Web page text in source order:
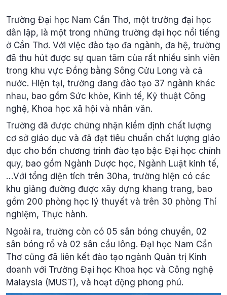
Trường Đại học Nam Cần Thơ, một trường đại học
dân lập, là một trong những trường đại học nổi tiếng
ở Cần Thơ. Với việc đào tạo đa ngành, đa hệ, trường
đã thu hút được sự quan tâm của rất nhiều sinh viên
trong khu vực Đồng bằng Sông Cửu Long và cả
nước. Hiện tại, trường đang đào tạo 37 ngành khác
nhau, bao gồm Sức khỏe, Kinh tế, Kỹ thuật Công
nghệ, Khoa học xã hội và nhân văn.
Trường đã được chứng nhận kiểm định chất lượng
cơ sở giáo dục và đã đạt tiêu chuẩn chất lượng giáo
dục cho bốn chương trình đào tạo bậc Đại học chính
quy, bao gồm Ngành Dược học, Ngành Luật kinh tế,
…Với tổng diện tích trên 30ha, trường hiện có các
khu giảng đường được xây dựng khang trang, bao
gồm 200 phòng học lý thuyết và trên 30 phòng Thí
nghiệm, Thực hành.
Ngoài ra, trường còn có 05 sân bóng chuyền, 02
sân bóng rổ và 02 sân cầu lông. Đại học Nam Cần
Thơ cũng đã liên kết đào tạo ngành Quản trị Kinh
doanh với Trường Đại học Khoa học và Công nghệ
Malaysia (MUST), và hoạt động phong phú.